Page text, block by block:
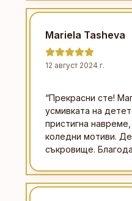
Mariela Tasheva
12 август 2024 г.
“Прекрасни сте!
усмивката на
пристигна
коледни мотиви.
съкровище.